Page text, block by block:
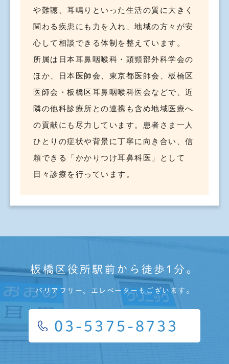
や難聴、耳鳴りといった生活の質に大きく
関わる疾患にも力を入れ、地域の方々が安
心して相談できる体制を整えています。
所属は日本耳鼻咽喉科・頭頸部外科学会の
ほか、日本医師会、東京都医師会、板橋区
医師会・板橋区耳鼻咽喉科医会などで、近
隣の他科診療所との連携も含め地域医療へ
の貢献にも尽力しています。患者さま一人
ひとりの症状や背景に丁寧に向き合い、信
頼できる「かかりつけ耳鼻科医」として
日々診療を行っています。
板橋区役所駅前から徒歩1分。
バリアフリー、エレベーターもございます。
03-5375-8733